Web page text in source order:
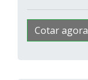
Cotar agora